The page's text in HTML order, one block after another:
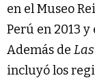
en el Museo
Perú en 2013 y
Además de
incluyó los